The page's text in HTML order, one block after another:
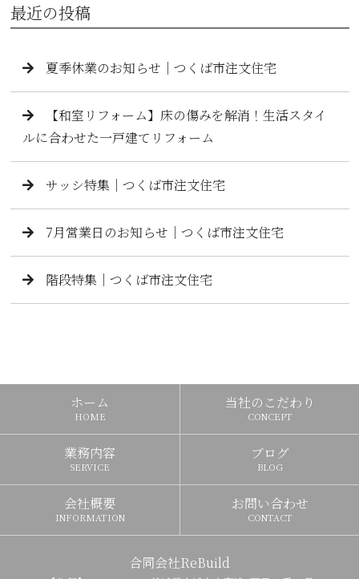
最近の投稿
夏季休業のお知らせ｜つくば市注文住宅
【和室リフォーム】床の傷みを解消！生活スタイ
ルに合わせた一戸建てリフォーム
サッシ特集｜つくば市注文住宅
7月営業日のお知らせ｜つくば市注文住宅
階段特集｜つくば市注文住宅
ホーム
HOME
当社のこだわり
CONCEPT
業務内容
SERVICE
ブログ
BLOG
会社概要
INFORMATION
お問い合わせ
CONTACT
合同会社ReBuild